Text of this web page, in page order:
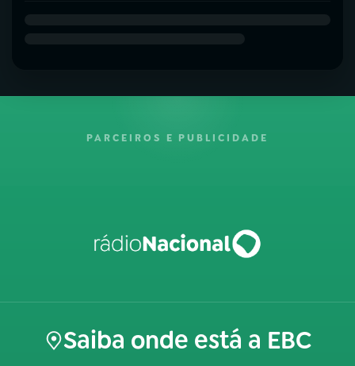
PARCEIROS E PUBLICIDADE
Saiba onde está a EBC